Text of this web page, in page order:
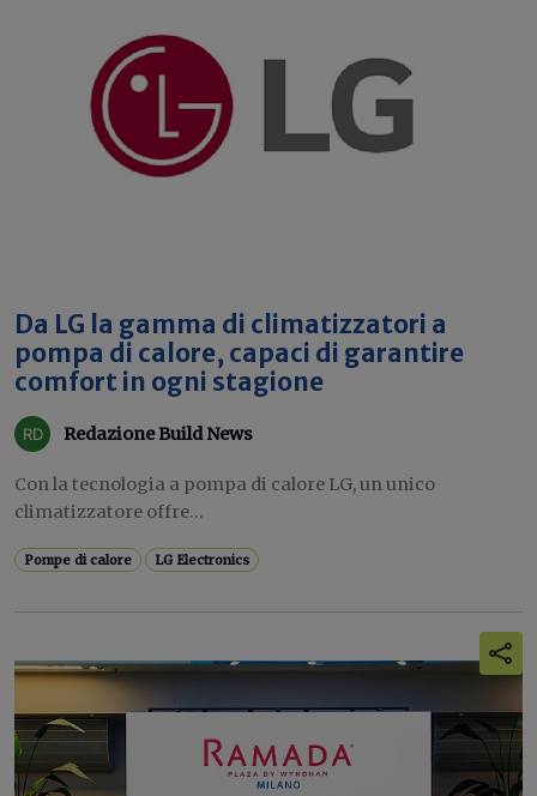
Da LG la gamma di climatizzatori a
pompa di calore, capaci di garantire
comfort in ogni stagione
Redazione Build News
Con la tecnologia a pompa di calore LG, un unico
climatizzatore offre...
Pompe di calore LG Electronics